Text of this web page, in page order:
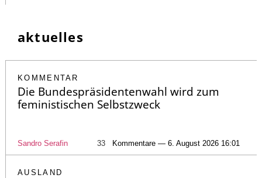
aktuelles
KOMMENTAR
Die Bundespräsidentenwahl wird zum
feministischen Selbstzweck
Sandro Serafin 33 Kommentare — 6. August 2026 16:01
AUSLAND